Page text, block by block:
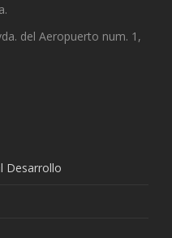
del Aeropuerto num. 1,
Desarrollo